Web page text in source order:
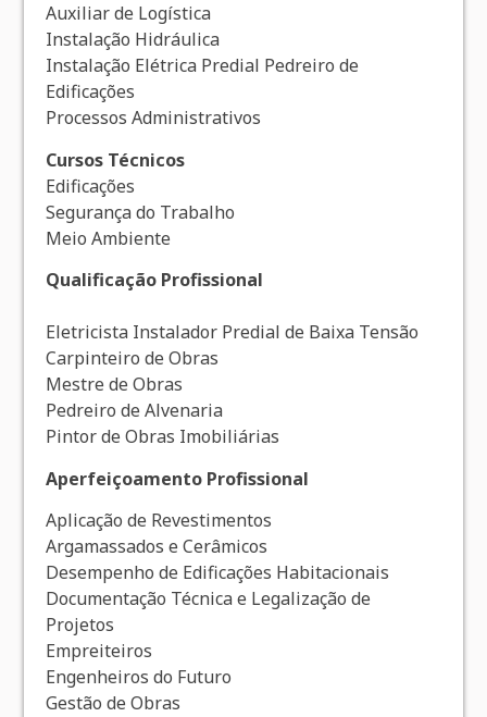
Auxiliar de Logística
Instalação Hidráulica
Instalação Elétrica Predial Pedreiro de
Edificações
Processos Administrativos
Cursos Técnicos
Edificações
Segurança do Trabalho
Meio Ambiente
Qualificação Profissional
Eletricista Instalador Predial de Baixa Tensão
Carpinteiro de Obras
Mestre de Obras
Pedreiro de Alvenaria
Pintor de Obras Imobiliárias
Aperfeiçoamento Profissional
Aplicação de Revestimentos
Argamassados e Cerâmicos
Desempenho de Edificações Habitacionais
Documentação Técnica e Legalização de
Projetos
Empreiteiros
Engenheiros do Futuro
Gestão de Obras